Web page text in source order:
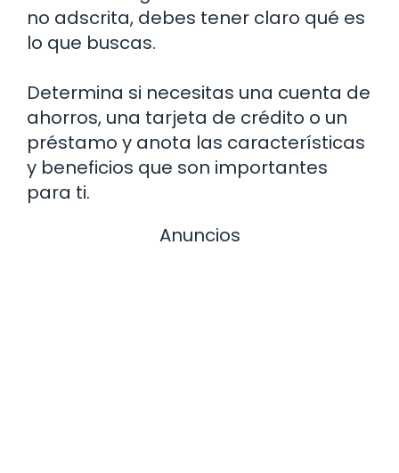
no adscrita, debes tener claro qué es
lo que buscas.
Determina si necesitas una cuenta de
ahorros, una tarjeta de crédito o un
préstamo y anota las características
y beneficios que son importantes
para ti.
Anuncios